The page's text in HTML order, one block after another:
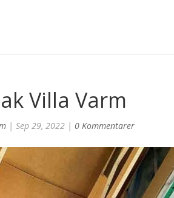
Villa Varm
|Sep 29, 2022 |0 Kommentarer